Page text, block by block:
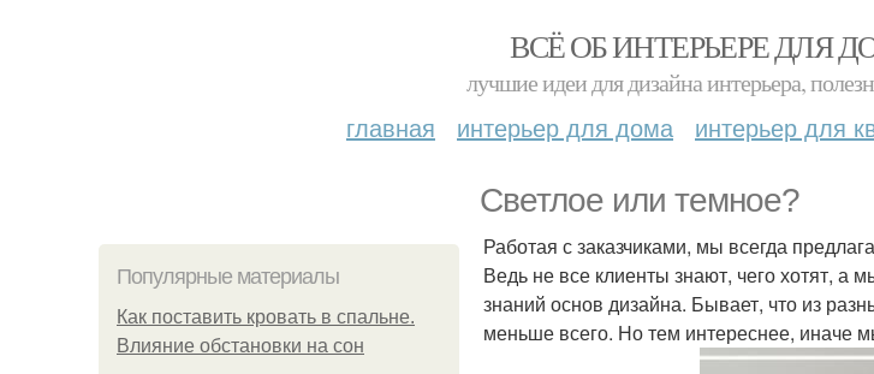
ВСЁ ОБ ИНТЕРЬЕРЕ ДЛЯ
лучшие идеи для дизайна интерьера,
главная интерьер для дома интерьер для
Светлое или темное?
Популярные материалы
Как поставить кровать в спальне.
Влияние обстановки на сон
Работая с заказчиками, мы всегда
Ведь не все клиенты знают, чего хотят,
знаний основ дизайна. Бывает, что из
меньше всего. Но тем интереснее, иначе